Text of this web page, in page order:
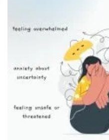
Чек-лист по выживанию в